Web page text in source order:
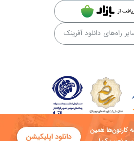
راه‌های دانلود آفرینک